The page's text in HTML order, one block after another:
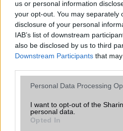
us or personal information
your opt-out. You may separately
disclosure of your personal
IAB’s list of downstream
also be disclosed by us to third
Downstream Participants that
Please note that this website/app
not limited to your visit or usage
grant or deny consent to Google
use your data for below specified
Personal Data Processing
I want to opt-out of the
personal data.
Opted In
Számos
készülék kimarad
modellekről
2026.06.30| Phone Arena
A One UI 9 érkezése új
funkciókat és továbbfejlesztett
azonban több korábbi